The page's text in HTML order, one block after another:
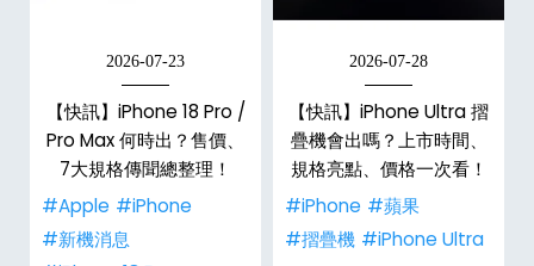
2026-07-23
【快訊】iPhone 18 Pro /
Pro Max 何時出？售價、
7大規格傳聞總整理！
#Apple #iPhone
#新機消息
2026-07-28
【快訊】iPhone Ultra 摺
疊機會出嗎？上市時間、
規格亮點、價格一次看！
#iPhone #蘋果
#摺疊機 #iPhone Ultra